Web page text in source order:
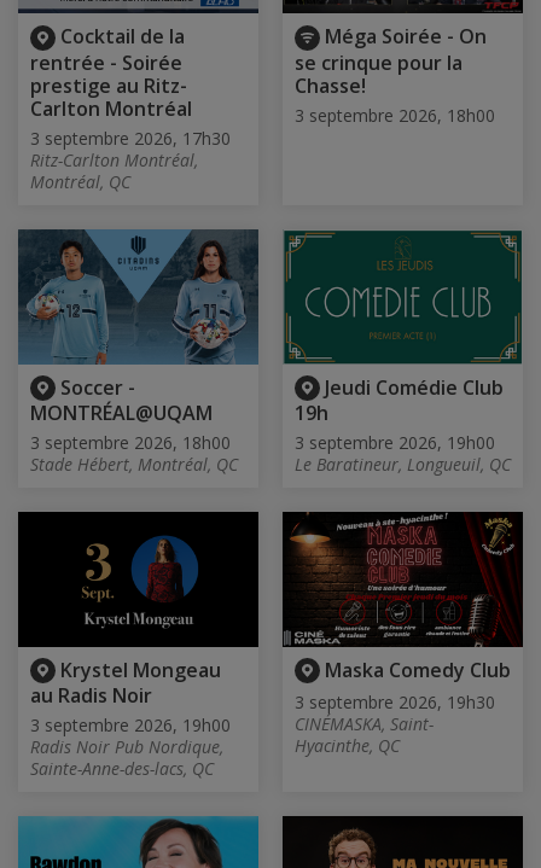
Cocktail de la
rentrée - Soirée
prestige au Ritz-
Carlton Montréal
3 septembre 2026, 17h30
Ritz-Carlton Montréal,
Montréal, QC
Méga Soirée - On
se crinque pour la
Chasse!
3 septembre 2026, 18h00
Soccer -
MONTRÉAL@UQAM
3 septembre 2026, 18h00
Stade Hébert, Montréal, QC
Jeudi Comédie Club
19h
3 septembre 2026, 19h00
Le Baratineur, Longueuil, QC
Krystel Mongeau
au Radis Noir
3 septembre 2026, 19h00
Radis Noir Pub Nordique,
Sainte-Anne-des-lacs, QC
Maska Comedy Club
3 septembre 2026, 19h30
CINÉMASKA, Saint-
Hyacinthe, QC